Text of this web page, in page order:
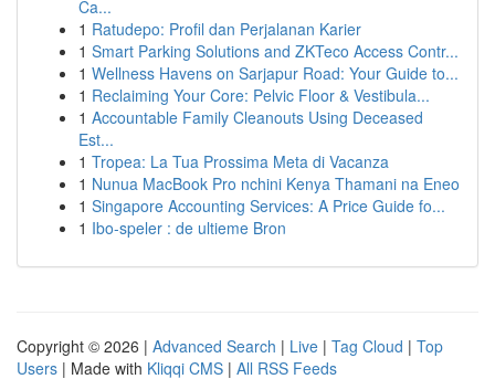
Ca...
1 Ratudepo: Profil dan Perjalanan Karier
1 Smart Parking Solutions and ZKTeco Access Contr...
1 Wellness Havens on Sarjapur Road: Your Guide to...
1 Reclaiming Your Core: Pelvic Floor & Vestibula...
1 Accountable Family Cleanouts Using Deceased
Est...
1 Tropea: La Tua Prossima Meta di Vacanza
1 Nunua MacBook Pro nchini Kenya Thamani na Eneo
1 Singapore Accounting Services: A Price Guide fo...
1 Ibo-speler : de ultieme Bron
Copyright © 2026 | Advanced Search | Live | Tag Cloud | Top
Users | Made with Kliqqi CMS | All RSS Feeds